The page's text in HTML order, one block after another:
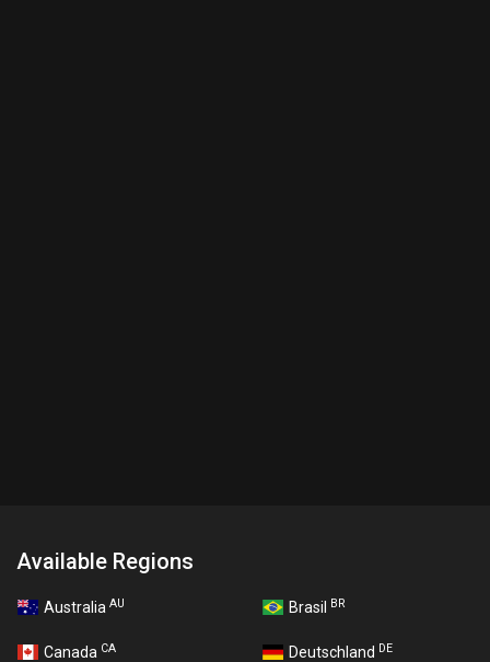
Available Regions
Australia AU Brasil BR
Canada CA Deutschland DE